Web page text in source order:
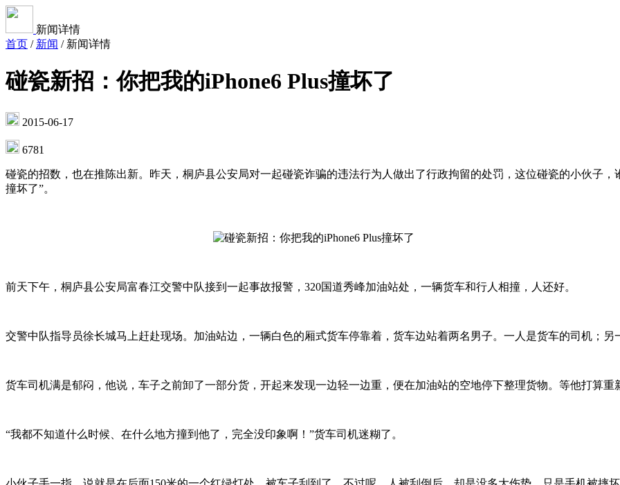
新闻详情
首页 / 新闻 / 新闻详情
碰瓷新招：你把我的iPhone6 Plus撞坏了
2015-06-17
6781
碰瓷的招数，也在推陈出新。昨天，桐庐县公安局对一起碰瓷诈骗的违法行为人做出了行政拘留的处罚，这位碰瓷的小伙子，
撞坏了”。
前天下午，桐庐县公安局富春江交警中队接到一起事故报警，320国道秀峰加油站处，一辆货车和行人相撞，人还好。
交警中队指导员徐长城马上赶赴现场。加油站边，一辆白色的厢式货车停靠着，货车边站着两名男子。一人是货车的司机；
货车司机满是郁闷，他说，车子之前卸了一部分货，开起来发现一边轻一边重，便在加油站的空地停下整理货物。等他打算
“我都不知道什么时候、在什么地方撞到他了，完全没印象啊！”货车司机迷糊了。